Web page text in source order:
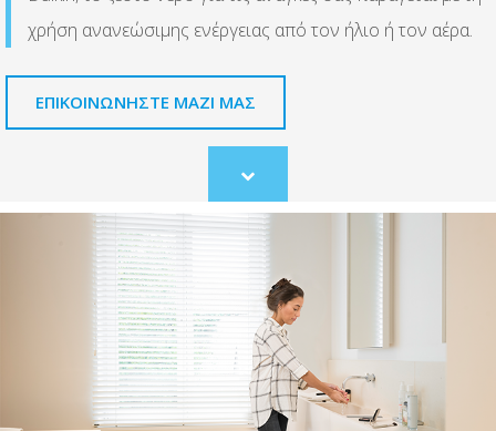
χρήση ανανεώσιμης ενέργειας από τον ήλιο ή τον αέρα.
ΕΠΙΚΟΙΝΩΝΗΣΤΕ ΜΑΖΙ ΜΑΣ
Scroll
to
content